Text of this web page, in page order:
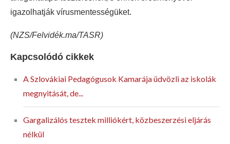
igazolhatják vírusmentességüket.
(NZS/Felvidék.ma/TASR)
Kapcsolódó cikkek
A Szlovákiai Pedagógusok Kamarája üdvözli az iskolák
megnyitását, de...
Gargalizálós tesztek milliókért, közbeszerzési eljárás
nélkül